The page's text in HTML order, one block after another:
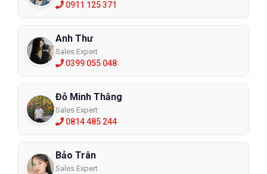
0911 125 371
Anh Thư
Sales Expert
0399 055 048
Đỗ Minh Thắng
Sales Expert
0814 485 244
Bảo Trân
Sales Expert